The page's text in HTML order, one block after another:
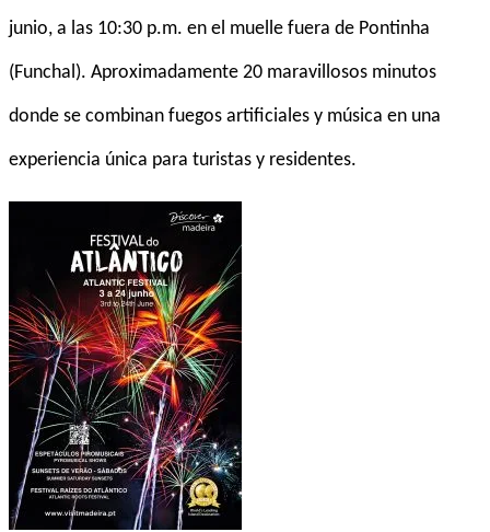
junio, a las 10:30 p.m. en el muelle fuera de Pontinha
(Funchal). Aproximadamente 20 maravillosos minutos
donde se combinan fuegos artificiales y música en una
experiencia única para turistas y residentes.